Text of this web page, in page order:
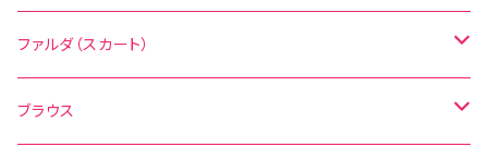
無地
その他の柄
花柄
無地
ファルダ（スカート）
水玉
ブラウス